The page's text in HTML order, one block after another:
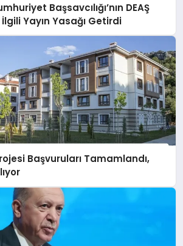
Başsavcılığı’nın DEAŞ
Yayın Yasağı Getirdi
Başvuruları Tamamlandı,